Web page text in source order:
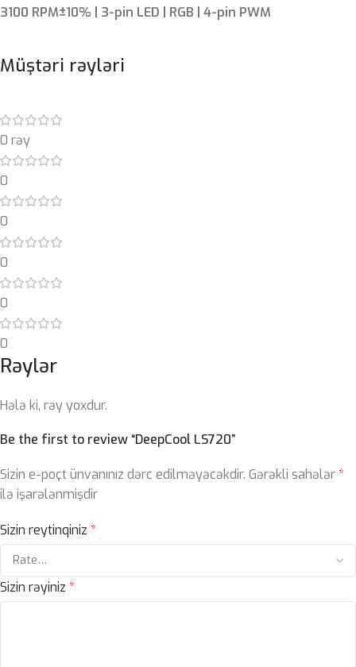
3100 RPM±10% | 3-pin LED | RGB | 4-pin PWM
Müştəri rəyləri
0 rəy
0
0
0
0
0
Rəylər
Hələ ki, rəy yoxdur.
Be the first to review “DeepCool LS720”
Sizin e-poçt ünvanınız dərc edilməyəcəkdir. Gərəkli sahələr*
ilə işarələnmişdir
Sizin reytinqiniz *
Sizin rəyiniz *